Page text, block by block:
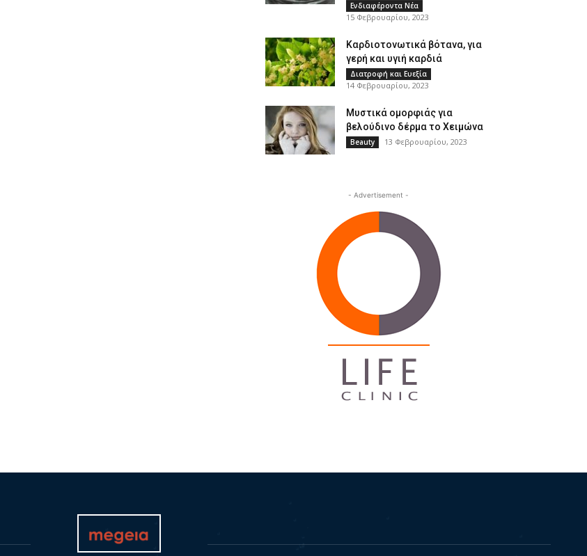
Ενδιαφέροντα Νέα
15 Φεβρουαρίου, 2023
Καρδιοτονωτικά βότανα, για
γερή και υγιή καρδιά
Διατροφή και Ευεξία
14 Φεβρουαρίου, 2023
Μυστικά ομορφιάς για
βελούδινο δέρμα το Χειμώνα
Beauty 13 Φεβρουαρίου, 2023
- Advertisement -